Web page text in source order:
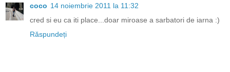
coco 14 noiembrie 2011 la 11:32
cred si eu ca iti place...doar miroase a sarbatori de iarna :)
Răspundeți